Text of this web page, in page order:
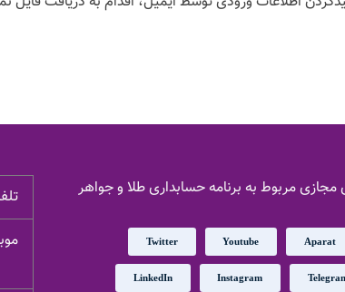
مربوط به برنامه حسابداری طلا و جواهر
Aparat
Youtube
Twitter
Instagram
LinkedIn